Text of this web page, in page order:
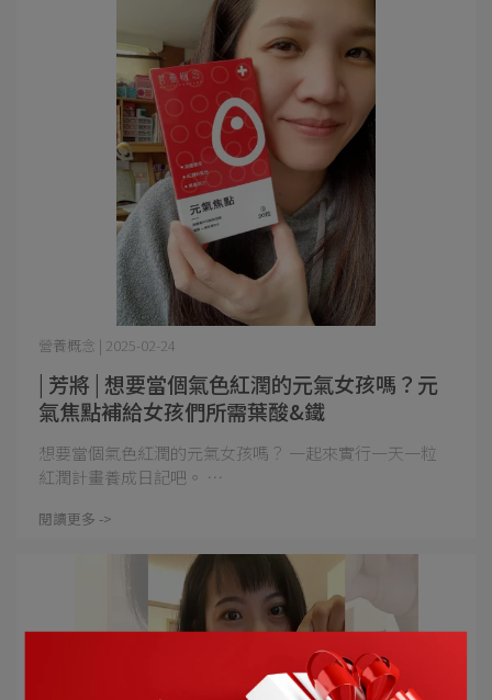
| 芳將 | 想要當個氣色紅潤的元氣女孩嗎？元
氣焦點補給女孩們所需葉酸&鐵
營養概念 | 2025-02-24
想要當個氣色紅潤的元氣女孩嗎？ 一起來實行一天一粒
紅潤計畫養成日記吧。 ⋯
閱讀更多 ->